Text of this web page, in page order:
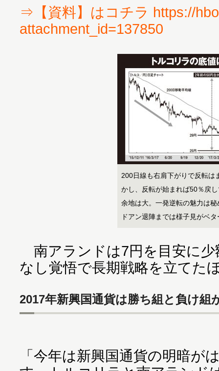
⇒【資料】はコチラ https://
attachment_id=137850
200日線も右肩下がりで反転は
かし、反転が始まれば50％戻
余地は大。一発逆転の魅力は
ドアン退陣までは様子見がベタ
南アランドは7円を目安に
なし覚悟で長期戦略を立てた
2017年新興国通貨は勝ち組と負け組
「今年は新興国通貨の明暗が